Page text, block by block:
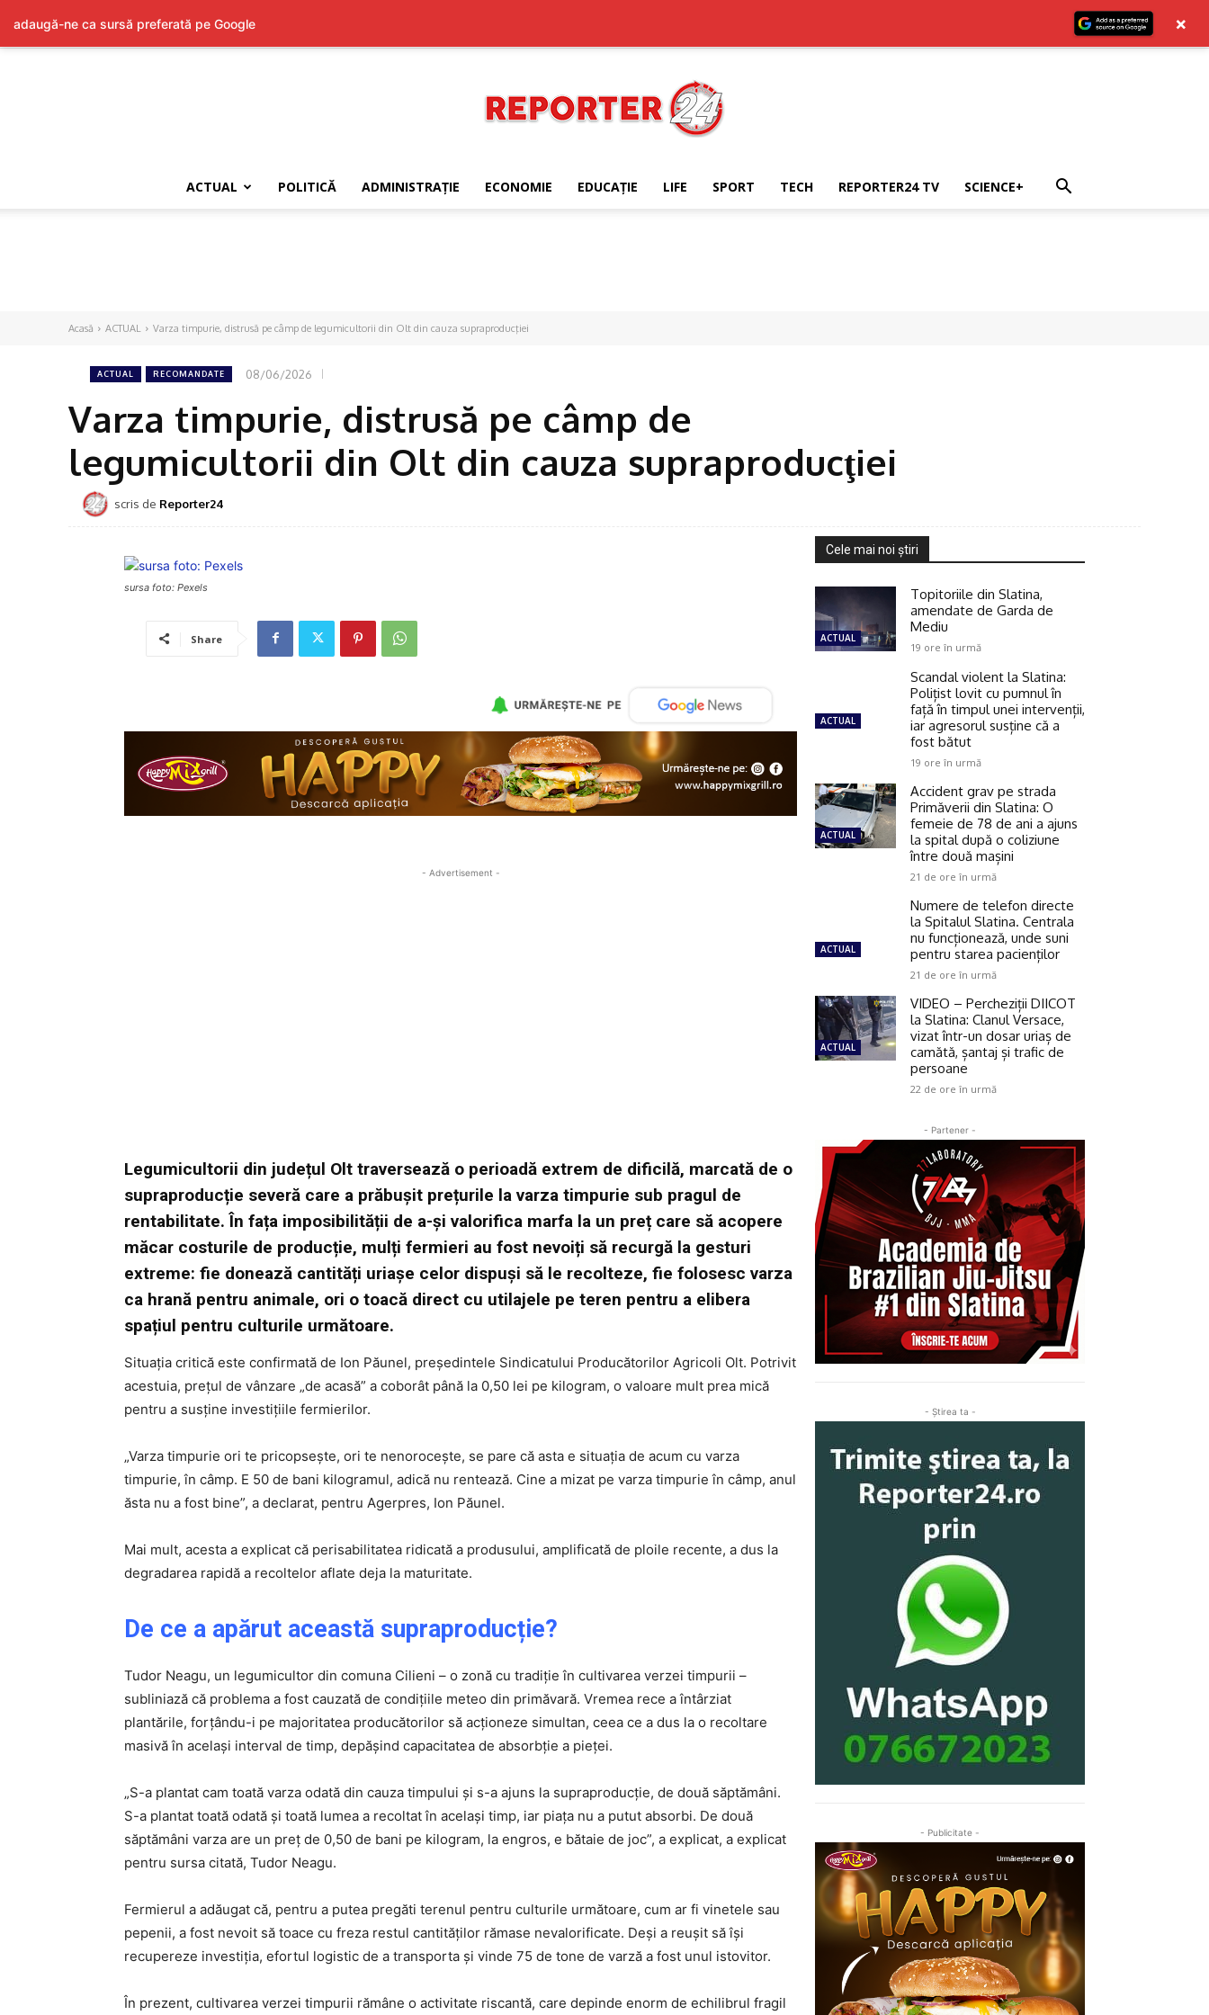
ACTUAL POLITICĂ ADMINISTRAŢIE ECONOMIE EDUCAŢIE LIFE SPORT TECH REPORTER24 TV SCIENCE+
Acasă ACTUAL Varza timpurie, distrusă pe câmp de legumicultorii din Olt din cauza supraproducţiei
ACTUAL RECOMANDATE 08/06/2026
Varza timpurie, distrusă pe câmp de
legumicultorii din Olt din cauza supraproducţiei
scris de Reporter24
sursa foto: Pexels
Share
- Advertisement -
Legumicultorii din județul Olt traversează o perioadă extrem de dificilă, marcată de o
supraproducție severă care a prăbușit prețurile la varza timpurie sub pragul de
rentabilitate. În fața imposibilității de a-și valorifica marfa la un preț care să acopere
măcar costurile de producție, mulți fermieri au fost nevoiți să recurgă la gesturi
extreme: fie donează cantități uriașe celor dispuși să le recolteze, fie folosesc varza
ca hrană pentru animale, ori o toacă direct cu utilajele pe teren pentru a elibera
spațiul pentru culturile următoare.
Situația critică este confirmată de Ion Păunel, președintele Sindicatului Producătorilor Agricoli Olt. Potrivit
acestuia, prețul de vânzare „de acasă” a coborât până la 0,50 lei pe kilogram, o valoare mult prea mică
pentru a susține investițiile fermierilor.
„Varza timpurie ori te pricopsește, ori te nenorocește, se pare că asta e situația de acum cu varza
timpurie, în câmp. E 50 de bani kilogramul, adică nu rentează. Cine a mizat pe varza timpurie în câmp, anul
ăsta nu a fost bine”, a declarat, pentru Agerpres, Ion Păunel.
Mai mult, acesta a explicat că perisabilitatea ridicată a produsului, amplificată de ploile recente, a dus la
degradarea rapidă a recoltelor aflate deja la maturitate.
De ce a apărut această supraproducție?
Tudor Neagu, un legumicultor din comuna Cilieni – o zonă cu tradiție în cultivarea verzei timpurii –
subliniază că problema a fost cauzată de condițiile meteo din primăvară. Vremea rece a întârziat
plantările, forțându-i pe majoritatea producătorilor să acționeze simultan, ceea ce a dus la o recoltare
masivă în același interval de timp, depășind capacitatea de absorbție a pieței.
„S-a plantat cam toată varza odată din cauza timpului și s-a ajuns la supraproducție, de două săptămâni.
S-a plantat toată odată și toată lumea a recoltat în același timp, iar piața nu a putut absorbi. De două
săptămâni varza are un preț de 0,50 de bani pe kilogram, la engros, e bătaie de joc”, a explicat, a explicat
pentru sursa citată, Tudor Neagu.
Fermierul a adăugat că, pentru a putea pregăti terenul pentru culturile următoare, cum ar fi vinetele sau
pepenii, a fost nevoit să toace cu freza restul cantităților rămase nevalorificate. Deși a reușit să își
recupereze investiția, efortul logistic de a transporta și vinde 75 de tone de varză a fost unul istovitor.
În prezent, cultivarea verzei timpurii rămâne o activitate riscantă, care depinde enorm de echilibrul fragil
Cele mai noi ştiri
ACTUAL
Topitoriile din Slatina,
amendate de Garda de
Mediu
19 ore în urmă
ACTUAL
Scandal violent la Slatina:
Polițist lovit cu pumnul în
față în timpul unei intervenții,
iar agresorul susține că a
fost bătut
19 ore în urmă
ACTUAL
Accident grav pe strada
Primăverii din Slatina: O
femeie de 78 de ani a ajuns
la spital după o coliziune
între două mașini
21 de ore în urmă
ACTUAL
Numere de telefon directe
la Spitalul Slatina. Centrala
nu funcționează, unde suni
pentru starea pacienților
21 de ore în urmă
ACTUAL
VIDEO – Percheziții DIICOT
la Slatina: Clanul Versace,
vizat într-un dosar uriaș de
camătă, șantaj și trafic de
persoane
22 de ore în urmă
- Partener -
- Ştirea ta -
- Publicitate -
adaugă-ne ca sursă preferată pe Google ×